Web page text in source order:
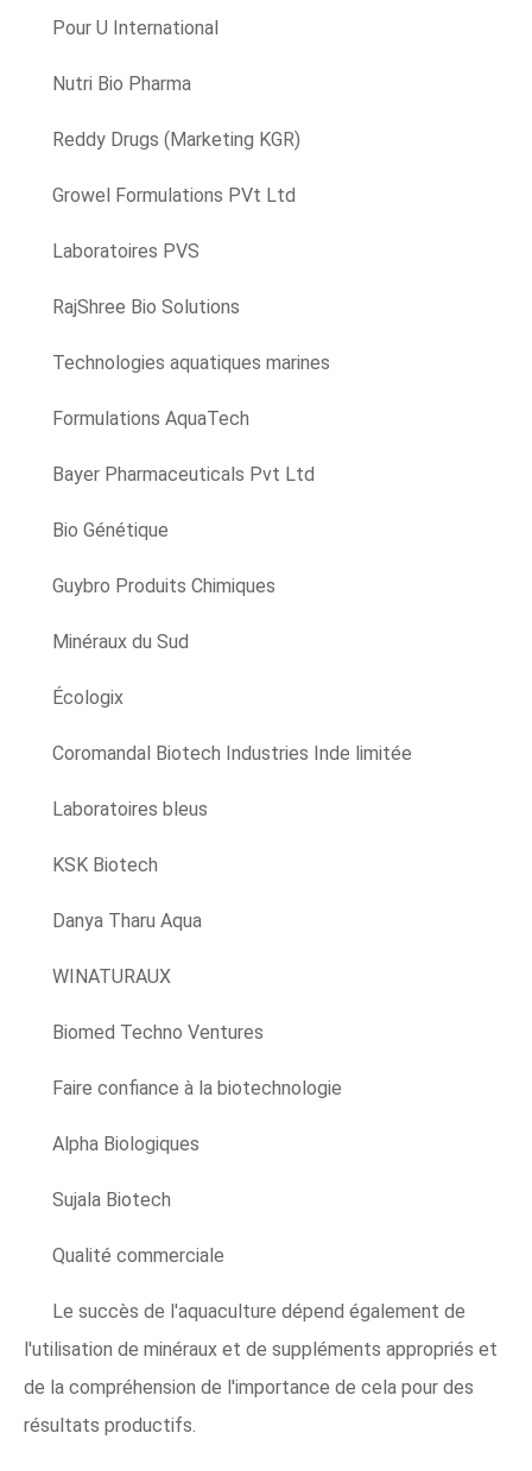
Pour U International
Nutri Bio Pharma
Reddy Drugs (Marketing KGR)
Growel Formulations PVt Ltd
Laboratoires PVS
RajShree Bio Solutions
Technologies aquatiques marines
Formulations AquaTech
Bayer Pharmaceuticals Pvt Ltd
Bio Génétique
Guybro Produits Chimiques
Minéraux du Sud
Écologix
Coromandal Biotech Industries Inde limitée
Laboratoires bleus
KSK Biotech
Danya Tharu Aqua
WINATURAUX
Biomed Techno Ventures
Faire confiance à la biotechnologie
Alpha Biologiques
Sujala Biotech
Qualité commerciale
Le succès de l'aquaculture dépend également de
l'utilisation de minéraux et de suppléments appropriés et
de la compréhension de l'importance de cela pour des
résultats productifs.